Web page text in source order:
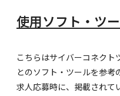
使用ソフト・ツ
こちらはサイバーコネク
とのソフト・ツールを参考
求人応募時に、掲載されて